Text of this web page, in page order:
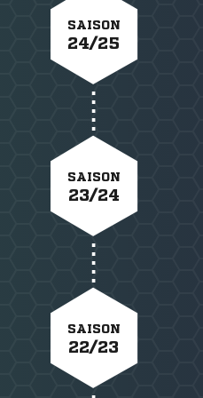
SAISON
24/25
SAISON
23/24
SAISON
22/23